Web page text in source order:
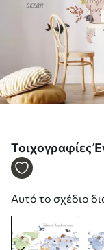
Τοιχογραφίες
ακουαρέλας με
Αυτό το σχέδιο